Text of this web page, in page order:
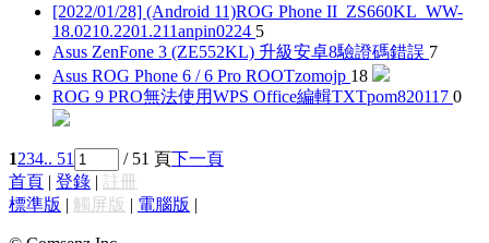
[2022/01/28] (Android 11)ROG Phone II_ZS660KL_WW-
18.0210.2201.211anpin0224 5
Asus ZenFone 3 (ZE552KL) 升級安卓8驗證碼錯誤 7
Asus ROG Phone 6 / 6 Pro ROOTzomojp 18
ROG 9 PRO無法使用WPS Office編輯TXTpom820117 0
1234.. 51 / 51 頁下一頁
首頁 | 登錄 | 註冊
標準版 | 觸屏版 | 電腦版 |